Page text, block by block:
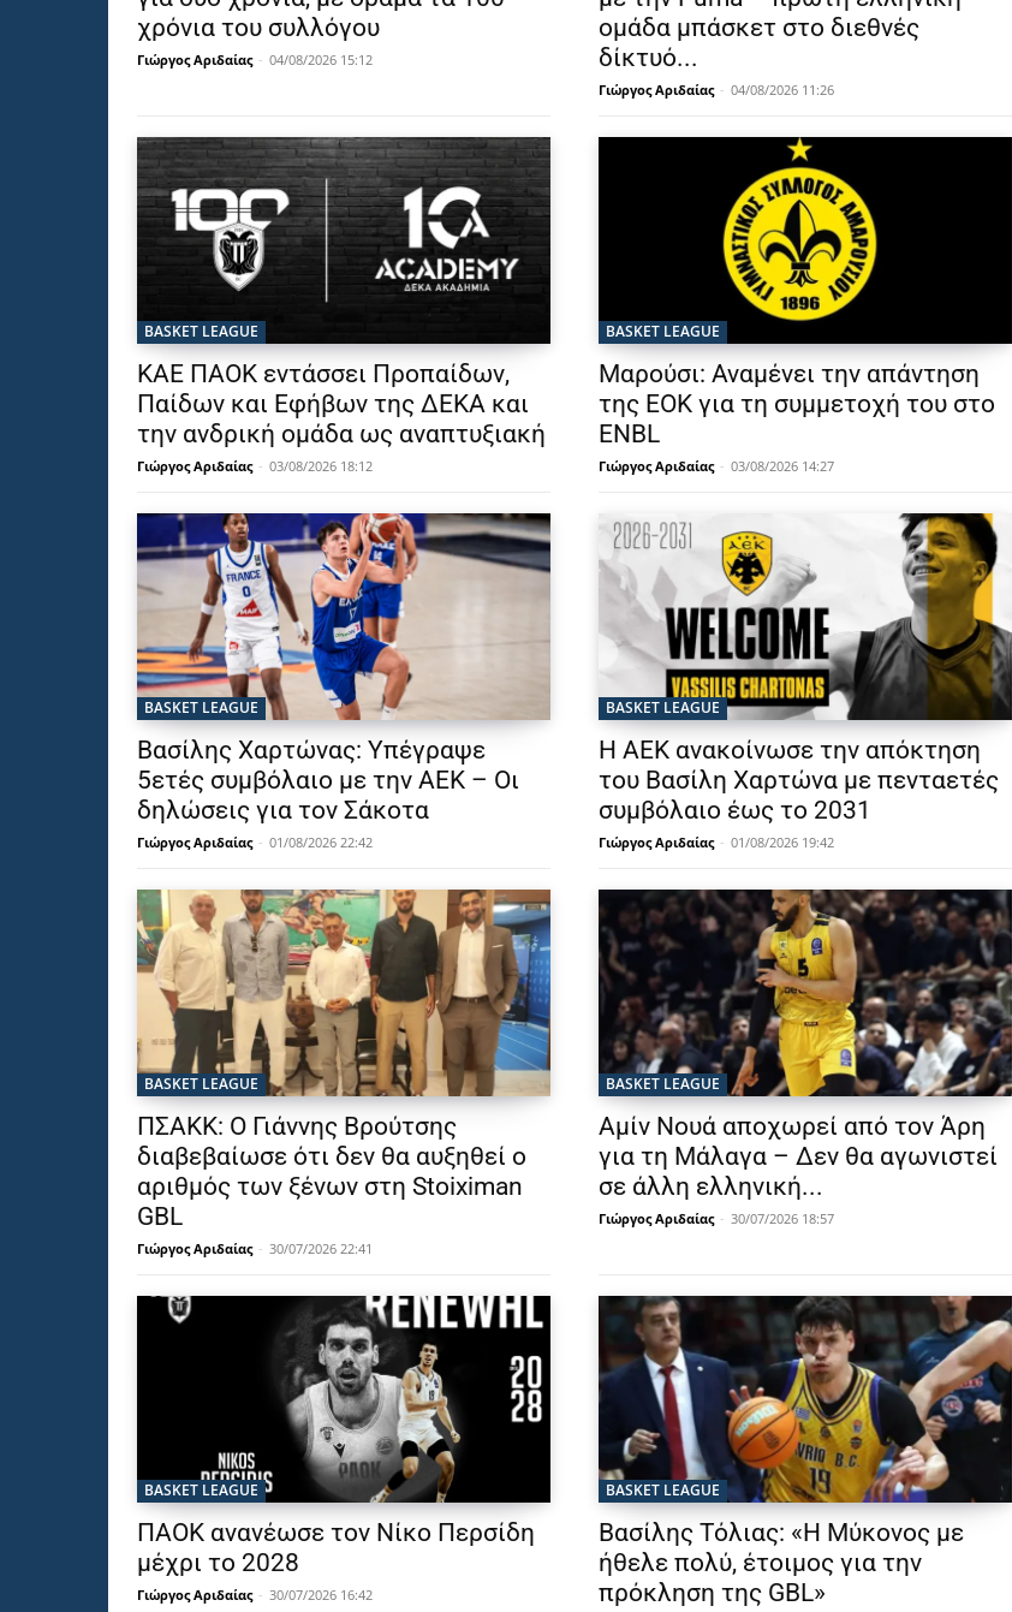
χρόνια του συλλόγου
Γιώργος Αριδαίας - 04/08/2026 15:12
ομάδα μπάσκετ στο διεθνές
δίκτυό...
Γιώργος Αριδαίας - 04/08/2026 11:26
BASKET LEAGUE
ΚΑΕ ΠΑΟΚ εντάσσει Προπαίδων,
Παίδων και Εφήβων της ΔΕΚΑ και
την ανδρική ομάδα ως αναπτυξιακή
Γιώργος Αριδαίας - 03/08/2026 18:12
BASKET LEAGUE
Μαρούσι: Αναμένει την απάντηση
της ΕΟΚ για τη συμμετοχή του στο
ENBL
Γιώργος Αριδαίας - 03/08/2026 14:27
BASKET LEAGUE
Βασίλης Χαρτώνας: Υπέγραψε
5ετές συμβόλαιο με την ΑΕΚ – Οι
δηλώσεις για τον Σάκοτα
Γιώργος Αριδαίας - 01/08/2026 22:42
BASKET LEAGUE
Η ΑΕΚ ανακοίνωσε την απόκτηση
του Βασίλη Χαρτώνα με πενταετές
συμβόλαιο έως το 2031
Γιώργος Αριδαίας - 01/08/2026 19:42
BASKET LEAGUE
ΠΣΑΚΚ: Ο Γιάννης Βρούτσης
διαβεβαίωσε ότι δεν θα αυξηθεί ο
αριθμός των ξένων στη Stoiximan
GBL
Γιώργος Αριδαίας - 30/07/2026 22:41
BASKET LEAGUE
Αμίν Νουά αποχωρεί από τον Άρη
για τη Μάλαγα – Δεν θα αγωνιστεί
σε άλλη ελληνική...
Γιώργος Αριδαίας - 30/07/2026 18:57
BASKET LEAGUE
ΠΑΟΚ ανανέωσε τον Νίκο Περσίδη
μέχρι το 2028
Γιώργος Αριδαίας - 30/07/2026 16:42
BASKET LEAGUE
Βασίλης Τόλιας: «Η Μύκονος με
ήθελε πολύ, έτοιμος για την
πρόκληση της GBL»